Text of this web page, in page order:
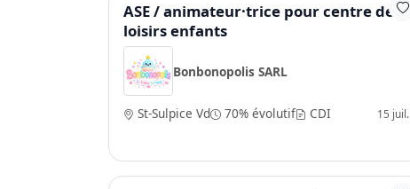
ASE / animateur·trice pour centre de
loisirs enfants
Bonbonopolis SARL
St-Sulpice Vd 70% évolutif CDI 15 juil.